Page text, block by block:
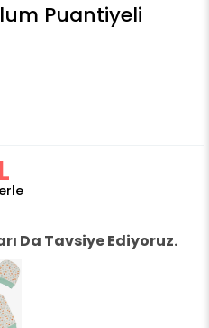
Puantiyeli
Da Tavsiye Ediyoruz.